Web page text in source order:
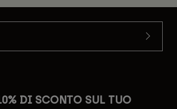
DI SCONTO SUL TUO